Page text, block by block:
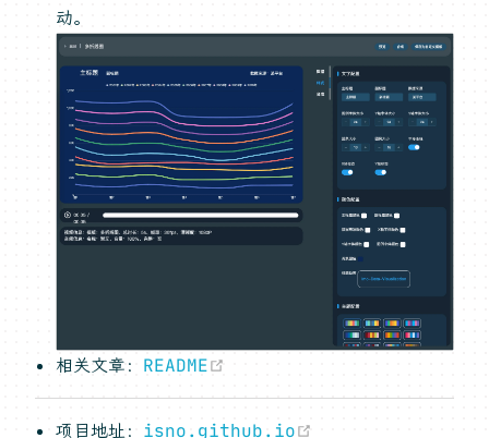
动。
相关文章： README
项目地址： isno.github.io